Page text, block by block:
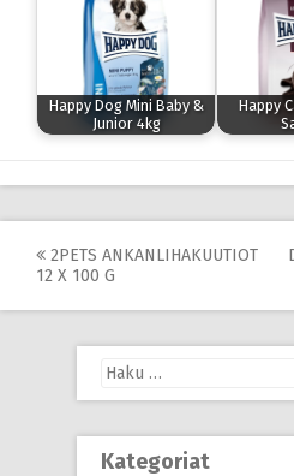
Happy Dog Mini Baby &
Junior 4kg
Happy
Post
2PETS ANKANLIHAKUUTIOT
12 X 100 G
Haku:
Kategoriat